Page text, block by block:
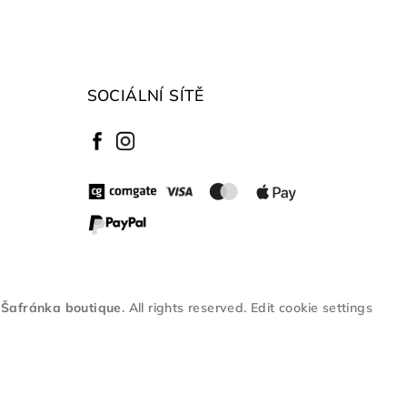
SOCIÁLNÍ SÍTĚ
Šafránka boutique. All rights reserved. Edit cookie settings